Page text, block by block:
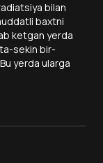
bilan
baxtni
ketgan yerda
sekin bir-
yerda ularga